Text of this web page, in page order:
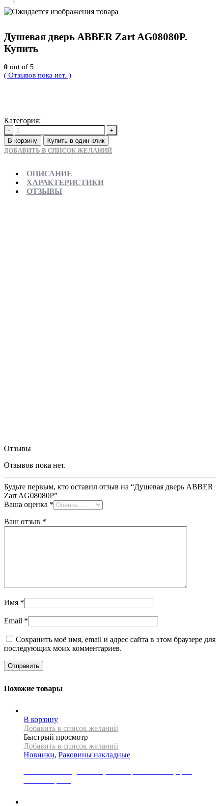
Душевая дверь ABBER Zart AG08080P.
Купить
0 out of 5
( Отзывов пока нет. )
Категория:
-
+
В корзину
Купить в один клик
ДОБАВИТЬ В СПИСОК ЖЕЛАНИЙ
ОПИСАНИЕ
ХАРАКТЕРИСТИКИ
ОТЗЫВЫ
Отзывы
Отзывов пока нет.
Будьте первым, кто оставил отзыв на “Душевая дверь ABBER
Zart AG08080P”
Ваша оценка *
Ваш отзыв *
Имя *
Email *
Сохранить моё имя, email и адрес сайта в этом браузере для
последующих моих комментариев.
Похожие товары
В корзину
Добавить в список желаний
Быстрый просмотр
Добавить в список желаний
Новинки, Раковины накладные